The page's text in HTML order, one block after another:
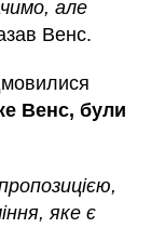
але
Венс.
Венс, були
яке є